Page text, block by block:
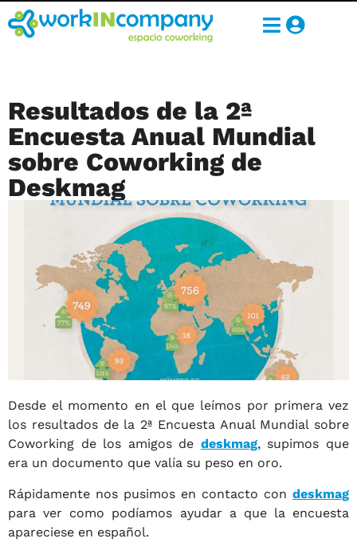
Resultados de la 2ª
Encuesta Anual Mundial
sobre Coworking de
Deskmag
Desde el momento en el que leímos por primera vez
los resultados de la 2ª Encuesta Anual Mundial sobre
Coworking de los amigos de deskmag, supimos que
era un documento que valía su peso en oro.
Rápidamente nos pusimos en contacto con deskmag
para ver como podíamos ayudar a que la encuesta
apareciese en español.